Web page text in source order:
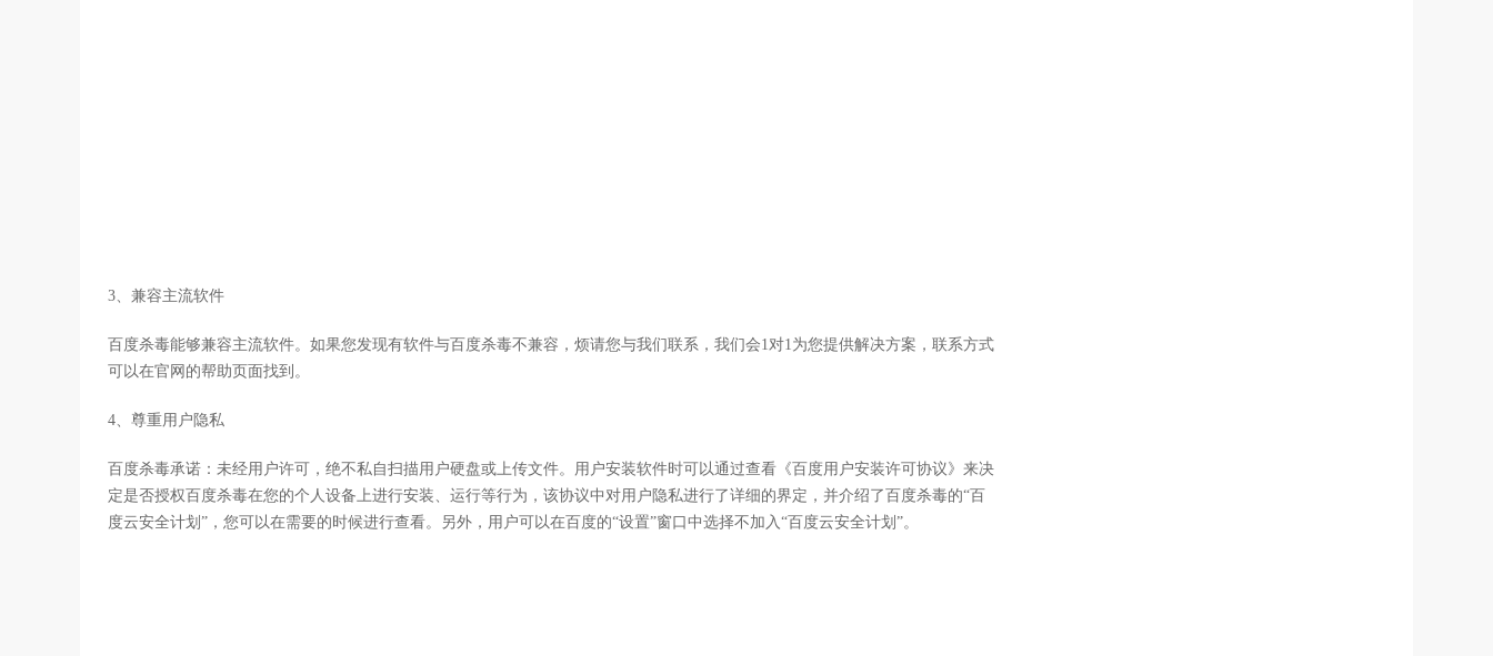
3、兼容主流软件
百度杀毒能够兼容主流软件。如果您发现有软件与百度杀毒不兼容，烦请您与我们联系，我们会1对1为您提供解决方案，联系方式
可以在官网的帮助页面找到。
4、尊重用户隐私
百度杀毒承诺：未经用户许可，绝不私自扫描用户硬盘或上传文件。用户安装软件时可以通过查看《百度用户安装许可协议》来决
定是否授权百度杀毒在您的个人设备上进行安装、运行等行为，该协议中对用户隐私进行了详细的界定，并介绍了百度杀毒的“百
度云安全计划”，您可以在需要的时候进行查看。另外，用户可以在百度的“设置”窗口中选择不加入“百度云安全计划”。